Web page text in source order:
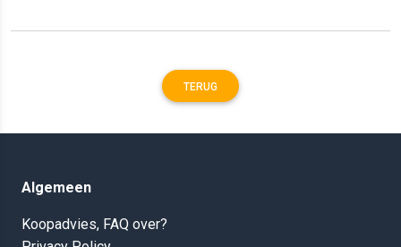
TERUG
Algemeen
Koopadvies, FAQ over?